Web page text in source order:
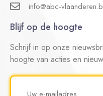
info@abc-
Blijf op de hoogte
Schrijf in op onze
hoogte van acties en